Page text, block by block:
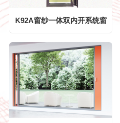
K92A窗纱一体双内开系统窗